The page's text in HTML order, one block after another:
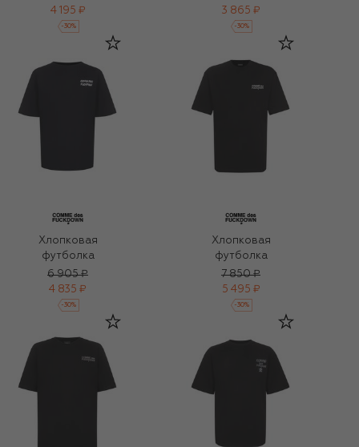
4 195 ₽
-30%
3 865 ₽
-30%
Хлопковая
футболка
6 905 ₽
4 835 ₽
-30%
Хлопковая
футболка
7 850 ₽
5 495 ₽
-30%